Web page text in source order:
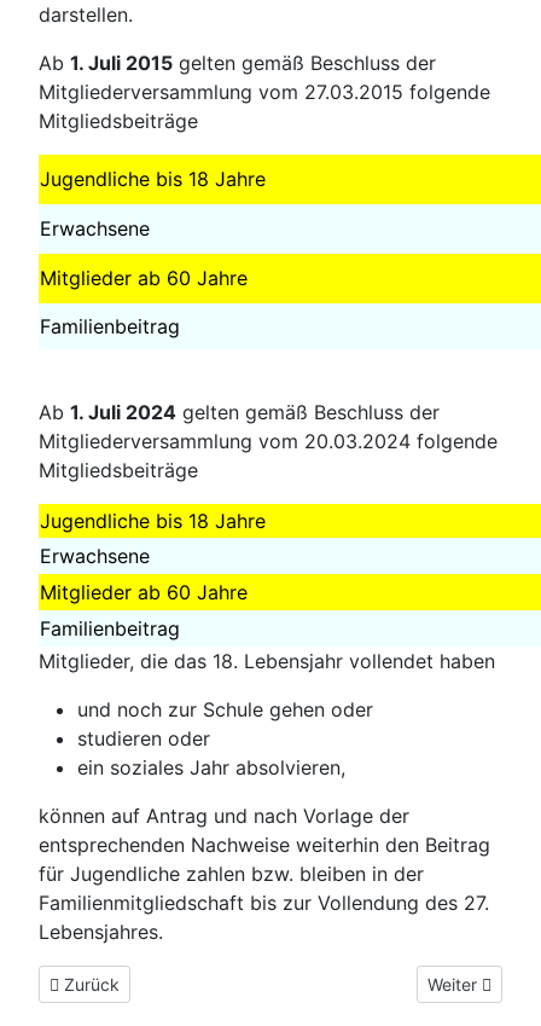
darstellen.
Ab 1. Juli 2015 gelten gemäß Beschluss der
Mitgliederversammlung vom 27.03.2015 folgende
Mitgliedsbeiträge
Jugendliche bis 18 Jahre
Erwachsene
Mitglieder ab 60 Jahre
Familienbeitrag
Ab 1. Juli 2024 gelten gemäß Beschluss der
Mitgliederversammlung vom 20.03.2024 folgende
Mitgliedsbeiträge
Jugendliche bis 18 Jahre
Erwachsene
Mitglieder ab 60 Jahre
Familienbeitrag
Mitglieder, die das 18. Lebensjahr vollendet haben
und noch zur Schule gehen oder
studieren oder
ein soziales Jahr absolvieren,
können auf Antrag und nach Vorlage der
entsprechenden Nachweise weiterhin den Beitrag
für Jugendliche zahlen bzw. bleiben in der
Familienmitgliedschaft bis zur Vollendung des 27.
Lebensjahres.
Vorheriger Beitrag: Datenschutzerklärung
Zurück Nächster
Weiter